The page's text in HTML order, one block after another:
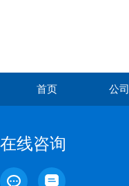
首页 公
在线咨询